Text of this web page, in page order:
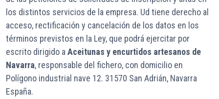
los distintos servicios de la empresa. Ud tiene derecho al
acceso, rectificación y cancelación de los datos en los
términos previstos en la Ley, que podrá ejercitar por
escrito dirigido aAceitunas y encurtidos artesanos de
Navarra, responsable del fichero, con domicilio en
Polígono industrial nave 12. 31570 San Adrián, Navarra
España.